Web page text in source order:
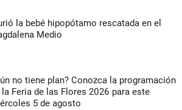
la bebé hipopótamo rescatada en el
Medio
no tiene plan? Conozca la programación
la Feria de las Flores 2026 para este
5 de agosto